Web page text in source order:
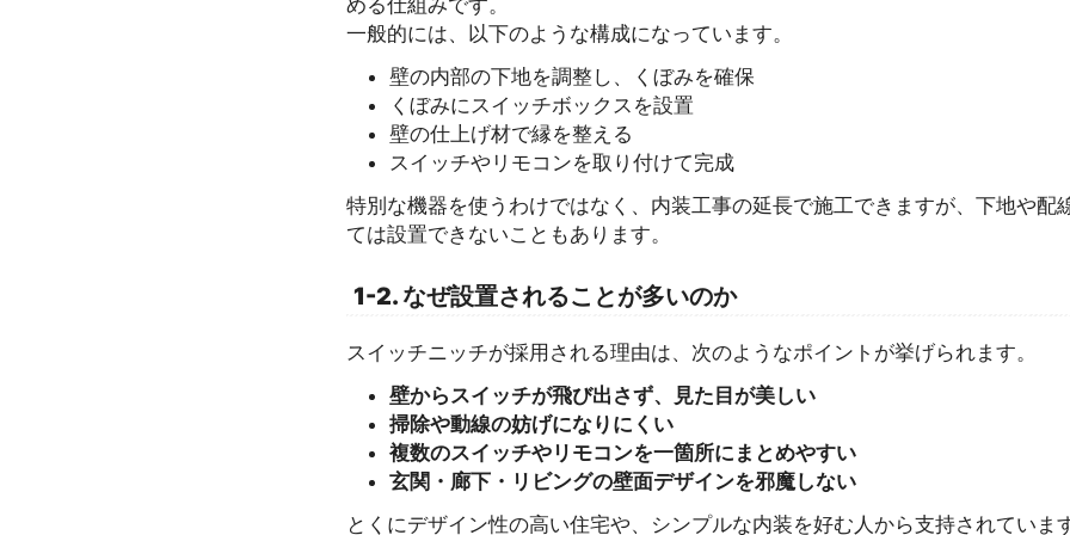
める仕組みです。
一般的には、以下のような構成になっています。
壁の内部の下地を調整し、くぼみを確保
くぼみにスイッチボックスを設置
壁の仕上げ材で縁を整える
スイッチやリモコンを取り付けて完成
特別な機器を使うわけではなく、内装工事の延長で施工できますが、下地や配
ては設置できないこともあります。
1-2. なぜ設置されることが多いのか
スイッチニッチが採用される理由は、次のようなポイントが挙げられます。
壁からスイッチが飛び出さず、見た目が美しい
掃除や動線の妨げになりにくい
複数のスイッチやリモコンを一箇所にまとめやすい
玄関・廊下・リビングの壁面デザインを邪魔しない
とくにデザイン性の高い住宅や、シンプルな内装を好む人から支持されています